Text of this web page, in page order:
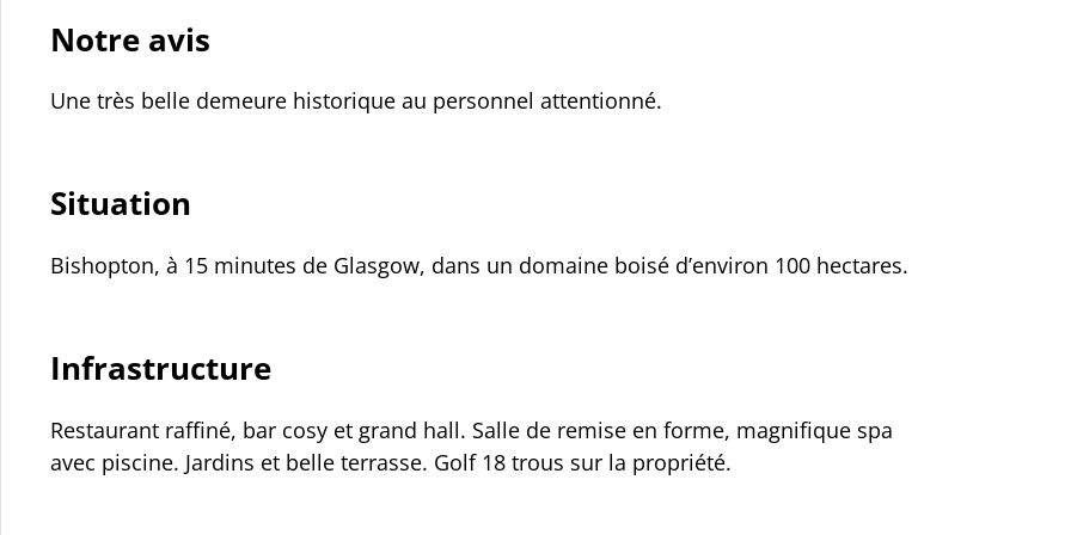
Notre avis
Une très belle demeure historique au personnel attentionné.
Situation
Bishopton, à 15 minutes de Glasgow, dans un domaine boisé d’environ 100 hectares.
Infrastructure
Restaurant raffiné, bar cosy et grand hall. Salle de remise en forme, magnifique spa
avec piscine. Jardins et belle terrasse. Golf 18 trous sur la propriété.